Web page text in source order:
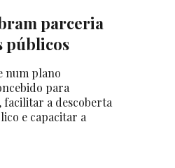
parceria
públicos
num plano
para
a descoberta
e capacitar a